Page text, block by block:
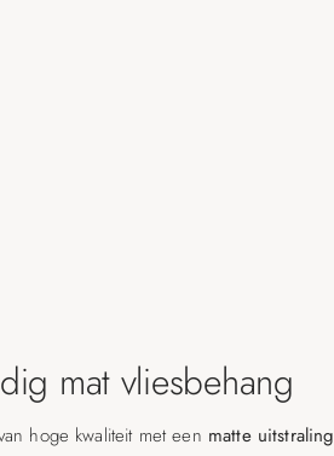
mat vliesbehang
hoge kwaliteit met een matte uitstraling